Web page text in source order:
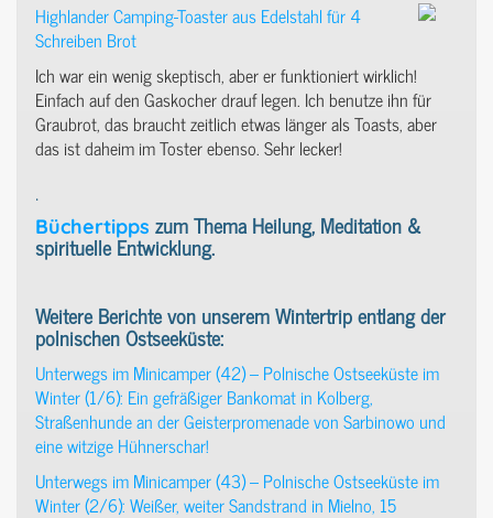
Highlander Camping-Toaster aus Edelstahl für 4
Schreiben Brot
Ich war ein wenig skeptisch, aber er funktioniert wirklich!
Einfach auf den Gaskocher drauf legen. Ich benutze ihn für
Graubrot, das braucht zeitlich etwas länger als Toasts, aber
das ist daheim im Toster ebenso. Sehr lecker!
.
Büchertipps zum Thema Heilung, Meditation &
spirituelle Entwicklung.
Weitere Berichte von unserem Wintertrip entlang der
polnischen Ostseeküste:
Unterwegs im Minicamper (42) – Polnische Ostseeküste im
Winter (1/6): Ein gefräßiger Bankomat in Kolberg,
Straßenhunde an der Geisterpromenade von Sarbinowo und
eine witzige Hühnerschar!
Unterwegs im Minicamper (43) – Polnische Ostseeküste im
Winter (2/6): Weißer, weiter Sandstrand in Mielno, 15